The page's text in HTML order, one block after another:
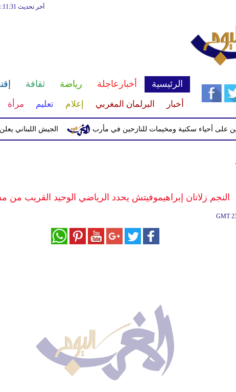
آخر تحديث GMT 21:11:31
الرئيسية أخبارعاجلة رياضة ثقافة
أخبار البرلمان المغربي إعلام تعليم مرأة
الجيش اللبناني يعلن
النجم زلاتان إبراهيموفيتش يحدد الرياضي الوحيد القريب من
GMT